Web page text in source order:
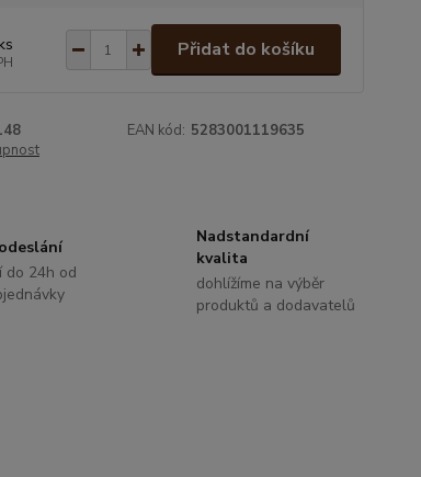
Přidat do košíku
EAN kód: 5283001119635
do 24h od
Nadstandardní
kvalita
dohlížíme na výběr
produktů a dodavatelů